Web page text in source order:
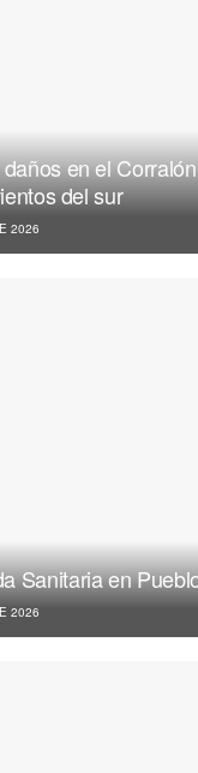
en el
del sur
2026
Sanitaria en
2026